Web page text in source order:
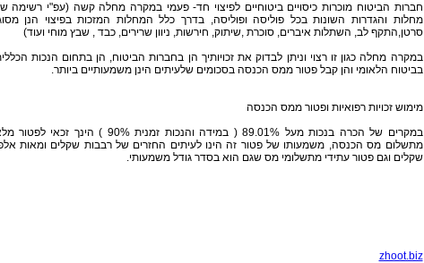
חברות הביטוח מוכרות כיסויים ביטוחיים לפיצוי חד- פעמי במקרה מחלה קשה (עפ"י רשימה
מחלות והגדרות השונות בכל פוליסה ופוליסה, בדרך כלל המחלות המזכות בפיצוי הנן
סרטן,התקף לב, השתלות איברים, סוכרת ,שיתוק, חירשות, ניוון שרירים, כבד , שבץ מוחי ועוד)
במקרה מחלה כגון זו רצוי וניתן לבדוק את זכויותיך הן בחברות הביטוח, הן בתחום הנכות
בביטוח הלאומי והן קבל פטור ממס הכנסה בסכומים שלעיתים הינן משמעותיים ביותר.
מימוש זכויות רפואיות ופטור ממס הכנסה
במקרים של הכרה בנכות מעל 89.01% ( במידה והנכות זמנית 90% ) הינך זכאי
מתשלום מס הכנסה, משמעותו של פטור זה הינו לעיתים החזרים של רבבות שקלים ומאות
שקלים וגם פטור עתידי מתשלומי מס שגם הוא בסדר גודל משמעותי.
zhoot.biz